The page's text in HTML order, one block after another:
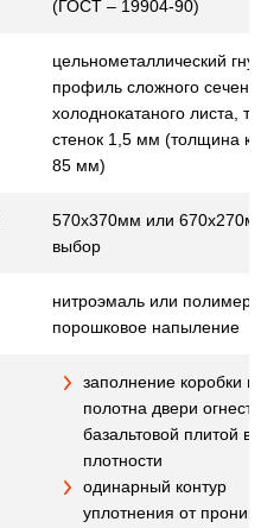
(ГОСТ – 19904-90)
цельнометаллический
профиль сложного
холоднокатаного листа,
стенок 1,5 мм (толщина
85 мм)
570х370мм или
выбор
нитроэмаль или
порошковое напыление
заполнение коробки и
полотна двери
базальтовой плитой
плотности
одинарный контур
уплотнения от